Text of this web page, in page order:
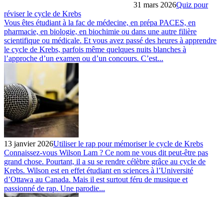
31 mars 2026Quiz pour
réviser le cycle de Krebs
Vous êtes étudiant à la fac de médecine, en prépa PACES, en
pharmacie, en biologie, en biochimie ou dans une autre filière
scientifique ou médicale. Et vous avez passé des heures à apprendre
le cycle de Krebs, parfois même quelques nuits blanches à
l’approche d’un examen ou d’un concours. C’est...
13 janvier 2026Utiliser le rap pour mémoriser le cycle de Krebs
Connaissez-vous Wilson Lam ? Ce nom ne vous dit peut-être pas
grand chose. Pourtant, il a su se rendre célèbre grâce au cycle de
Krebs. Wilson est en effet étudiant en sciences à l’Université
d’Ottawa au Canada. Mais il est surtout féru de musique et
passionné de rap. Une parodie...